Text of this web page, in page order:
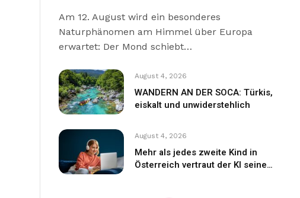
Am 12. August wird ein besonderes
Naturphänomen am Himmel über Europa
erwartet: Der Mond schiebt…
August 4, 2026
WANDERN AN DER SOCA: Türkis,
eiskalt und unwiderstehlich
August 4, 2026
Mehr als jedes zweite Kind in
Österreich vertraut der KI seine